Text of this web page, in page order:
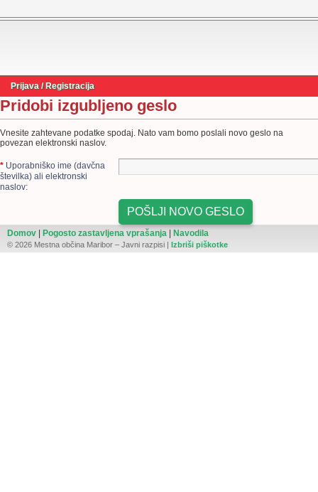
Prijava / Registracija
Pridobi izgubljeno geslo
Vnesite zahtevane podatke spodaj. Nato vam bomo poslali novo geslo na
povezan elektronski naslov.
* Uporabniško ime (davčna
številka) ali elektronski
naslov:
Domov Pogosto zastavljena vprašanja Navodila
© 2026 Mestna občina Maribor – Javni razpisi | Izbriši piškotke